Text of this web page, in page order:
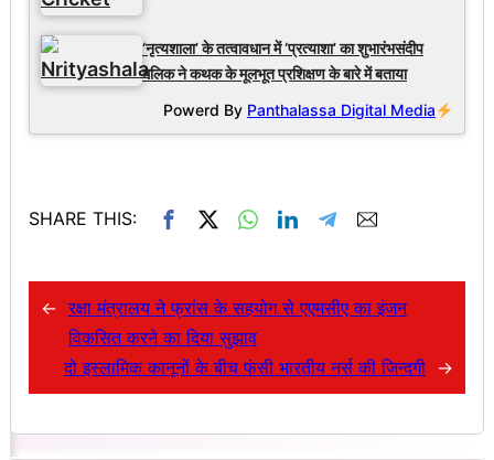
‘नृत्यशाला’ के तत्वावधान में ‘प्रत्याशा’ का शुभारंभसंदीप
मलिक ने कथक के मूलभूत प्रशिक्षण के बारे में बताया
Powerd By Panthalassa Digital Media
SHARE THIS:
← रक्षा मंत्रालय ने फ्रांस के सहयोग से एएमसीए का इंजन
विकसित करने का दिया सुझाव
दो इस्लामिक कानूनों के बीच फंसी भारतीय नर्स की जिन्दगी →